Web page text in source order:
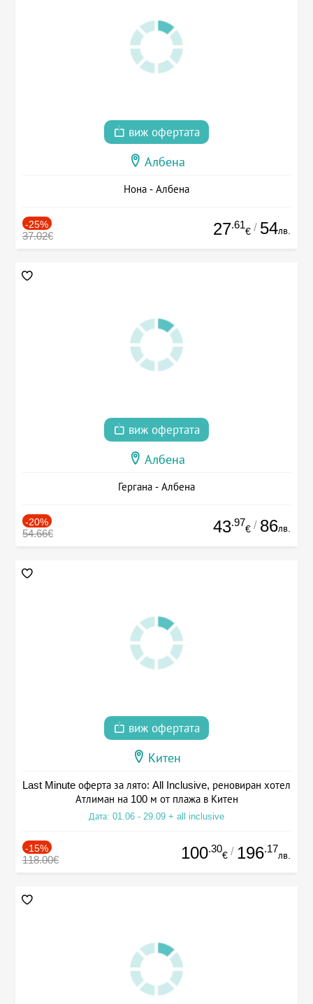
виж офертата
Албена
Нона - Албена
-25%
37.02€ 27.61
€ / 54лв.
виж офертата
Албена
Гергана - Албена
-20%
54.66€ 43.97
€ / 86лв.
виж офертата
Китен
Last Minute оферта за лято: All Inclusive, реновиран хотел
Атлиман на 100 м от плажа в Китен
Дата: 01.06 - 29.09 + all inclusive
-15%
118.00€ 100.30
€ / 196.17
лв.